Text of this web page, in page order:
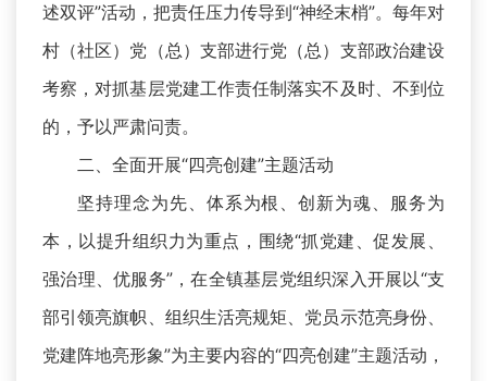
述双评”活动，把责任压力传导到“神经末梢”。每年对
村（社区）党（总）支部进行党（总）支部政治建设
考察，对抓基层党建工作责任制落实不及时、不到位
的，予以严肃问责。
二、全面开展“四亮创建”主题活动
坚持理念为先、体系为根、创新为魂、服务为
本，以提升组织力为重点，围绕“抓党建、促发展、
强治理、优服务”，在全镇基层党组织深入开展以“支
部引领亮旗帜、组织生活亮规矩、党员示范亮身份、
党建阵地亮形象”为主要内容的“四亮创建”主题活动，